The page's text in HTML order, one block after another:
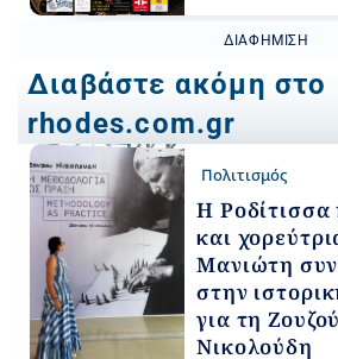
ΔΙΑΦΉΜΙΣΗ
Διαβάστε ακόμη στο
rhodes.com.gr
Πολιτισμός
Η Ροδίτισσα
και
Μανιώτη
στην
για τη Ζουζού
Νικολούδη